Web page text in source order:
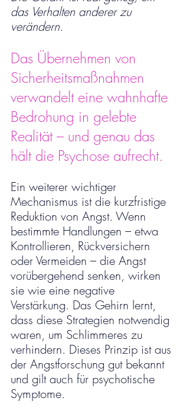
das Verhalten anderer zu
verändern.
Das Übernehmen von
Sicherheitsmaßnahmen
verwandelt eine wahnhafte
Bedrohung in gelebte
Realität – und genau das
hält die Psychose aufrecht.
Ein weiterer wichtiger
Mechanismus ist die kurzfristige
Reduktion von Angst. Wenn
bestimmte Handlungen – etwa
Kontrollieren, Rückversichern
oder Vermeiden – die Angst
vorübergehend senken, wirken
sie wie eine negative
Verstärkung. Das Gehirn lernt,
dass diese Strategien notwendig
waren, um Schlimmeres zu
verhindern. Dieses Prinzip ist aus
der Angstforschung gut bekannt
und gilt auch für psychotische
Symptome.